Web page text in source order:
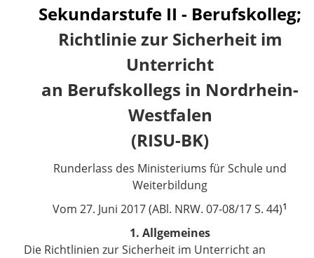
Sekundarstufe II - Berufskolleg;
Richtlinie zur Sicherheit im
Unterricht
an Berufskollegs in Nordrhein-
Westfalen
(RISU-BK)
Runderlass des Ministeriums für Schule und
Weiterbildung
Vom 27. Juni 2017 (ABl. NRW. 07-08/17 S. 44)1
1. Allgemeines
Die Richtlinien zur Sicherheit im Unterricht an